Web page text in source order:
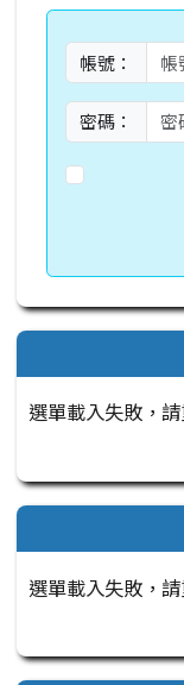
帳號：
密碼：
選單載入失敗，
選單載入失敗，